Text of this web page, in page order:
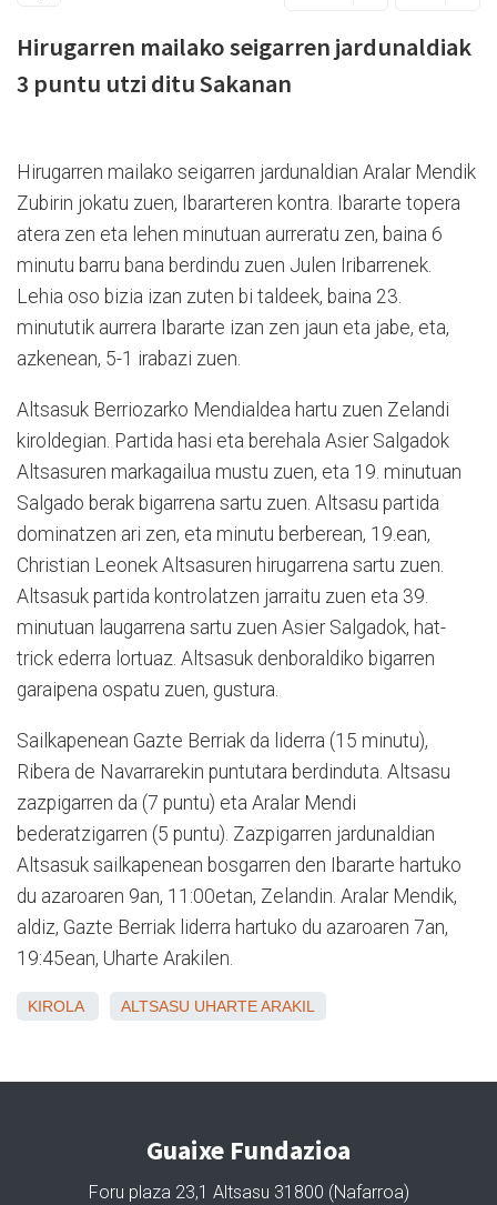
Hirugarren mailako seigarren jardunaldiak
3 puntu utzi ditu Sakanan
Hirugarren mailako seigarren jardunaldian Aralar Mendik
Zubirin jokatu zuen, Ibararteren kontra. Ibararte topera
atera zen eta lehen minutuan aurreratu zen, baina 6
minutu barru bana berdindu zuen Julen Iribarrenek.
Lehia oso bizia izan zuten bi taldeek, baina 23.
minututik aurrera Ibararte izan zen jaun eta jabe, eta,
azkenean, 5-1 irabazi zuen.
Altsasuk Berriozarko Mendialdea hartu zuen Zelandi
kiroldegian. Partida hasi eta berehala Asier Salgadok
Altsasuren markagailua mustu zuen, eta 19. minutuan
Salgado berak bigarrena sartu zuen. Altsasu partida
dominatzen ari zen, eta minutu berberean, 19.ean,
Christian Leonek Altsasuren hirugarrena sartu zuen.
Altsasuk partida kontrolatzen jarraitu zuen eta 39.
minutuan laugarrena sartu zuen Asier Salgadok, hat-
trick ederra lortuaz. Altsasuk denboraldiko bigarren
garaipena ospatu zuen, gustura.
Sailkapenean Gazte Berriak da liderra (15 minutu),
Ribera de Navarrarekin puntutara berdinduta. Altsasu
zazpigarren da (7 puntu) eta Aralar Mendi
bederatzigarren (5 puntu). Zazpigarren jardunaldian
Altsasuk sailkapenean bosgarren den Ibararte hartuko
du azaroaren 9an, 11:00etan, Zelandin. Aralar Mendik,
aldiz, Gazte Berriak liderra hartuko du azaroaren 7an,
19:45ean, Uharte Arakilen.
KIROLA ALTSASU UHARTE ARAKIL
Guaixe Fundazioa
Foru plaza 23,1 Altsasu 31800 (Nafarroa)